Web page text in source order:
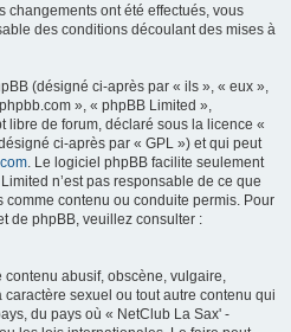
changements ont été effectués, vous
des conditions découlant des mises à
(désigné ci-après par « ils », « eux »,
», « phpBB Limited »,
libre de forum, déclaré sous la licence «
ci-après par « GPL ») et qui peut
. Le logiciel phpBB facilite seulement
n’est pas responsable de ce que
comme contenu ou conduite permis. Pour
de phpBB, veuillez consulter :
abusif, obscène, vulgaire,
sexuel ou tout autre contenu qui
du pays où « NetClub La Sax' -